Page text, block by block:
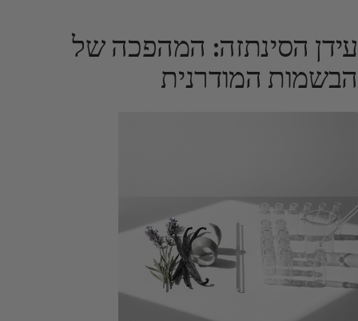
עידן הסינתזה: המהפכה של
הבשמות המודרנית